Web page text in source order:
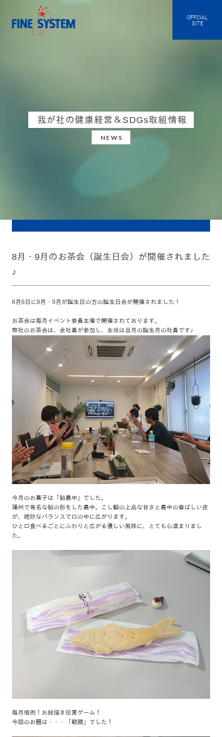
OFFCIAL
SITE
我が社の健康経営＆SDGs取組情報
NEWS
8月・9月のお茶会（誕生日会）が開催されました
♪
8月6日に8月・9月が誕生日の方の誕生日会が開催されました！
お茶会は毎月イベント委員主催で開催されております。
弊社のお茶会は、全社員が参加し、主役は当月の誕生月の社員です♪
今月のお菓子は「鮎最中」でした。
播州で有名な鮎の形をした最中。こし餡の上品な甘さと最中の香ばしい皮
が、絶妙なバランスで口の中に広がります。
ひと口食べるごとにふわりと広がる優しい風味に、とても心温まりまし
た。
毎月恒例！お絵描き伝言ゲーム！
今回のお題は・・・「朝顔」でした！